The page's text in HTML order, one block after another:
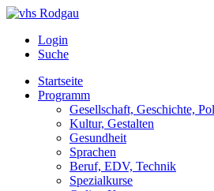
Login
Suche
Startseite
Programm
Gesellschaft, Geschichte,
Kultur, Gestalten
Gesundheit
Sprachen
Beruf, EDV, Technik
Spezialkurse